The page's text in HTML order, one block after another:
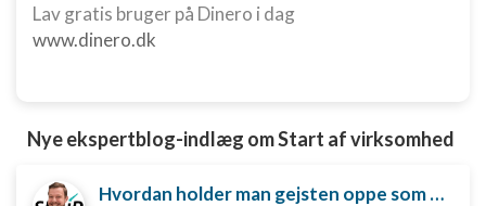
Lav gratis bruger på Dinero i dag
www.dinero.dk
Nye ekspertblog-indlæg om Start af virksomhed
Hvordan holder man gejsten oppe som ny iværksætter?